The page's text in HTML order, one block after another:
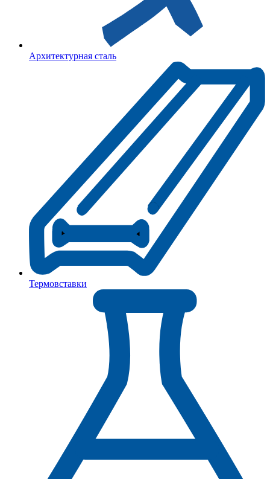
Архитектурная сталь
Термовставки